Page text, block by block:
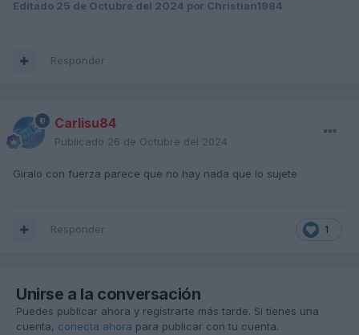
Editado 25 de Octubre del 2024 por Christian1984
Responder
Carlisu84
Publicado 26 de Octubre del 2024
Giralo con fuerza parece que no hay nada que lo sujete
1
Responder
Unirse a la conversación
Puedes publicar ahora y registrarte más tarde. Si tienes una
cuenta, conecta ahora para publicar con tu cuenta.